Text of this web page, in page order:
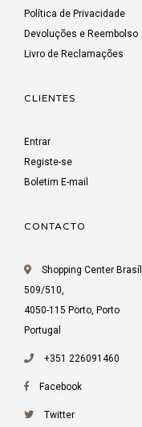
Política de Privacidade
Devoluções e Reembolso
Livro de Reclamações
CLIENTES
Entrar
Registe-se
Boletim E-mail
CONTACTO
Shopping Center
509/510,
4050-115 Porto, Porto
Portugal
+351 226091460
Facebook
Twitter